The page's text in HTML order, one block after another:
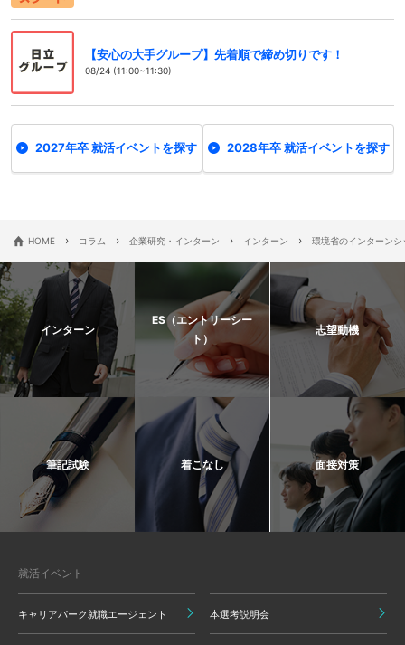
【安心の大手グループ】先着順で締め切りです！
08/24 (11:00~11:30)
2027年卒 就活イベントを探す 2028年卒 就活イベントを探す
HOME › コラム › 企業研究・インターン › インターン › 環境省のインターン
インターン
ES（エントリーシー
ト）
志望動機
筆記試験 着こなし 面接対策
就活イベント
キャリアパーク就職エージェント 本選考説明会